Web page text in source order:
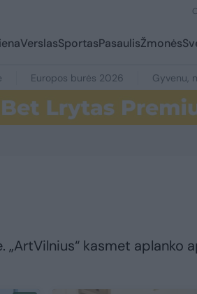
VerslasSportasPasaulisŽmonės
Europos burės 2026 Gyvenu,
„ArtVilnius“ kasmet aplanko